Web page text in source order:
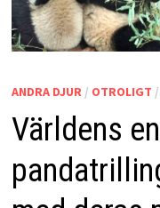
ANDRA DJUR/ OTROLIGT /
Världens